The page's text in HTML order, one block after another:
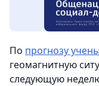
По прогнозу
геомагнитную
следующую